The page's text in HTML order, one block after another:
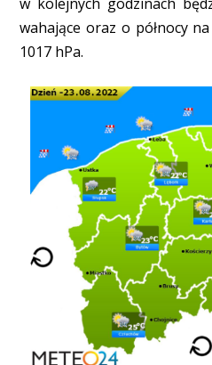
wahające oraz o północy
1017 hPa.